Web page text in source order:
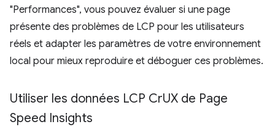
"Performances", vous pouvez évaluer si une page
présente des problèmes de LCP pour les utilisateurs
réels et adapter les paramètres de votre environnement
local pour mieux reproduire et déboguer ces problèmes.
Utiliser les données LCP CrUX de Page
Speed Insights